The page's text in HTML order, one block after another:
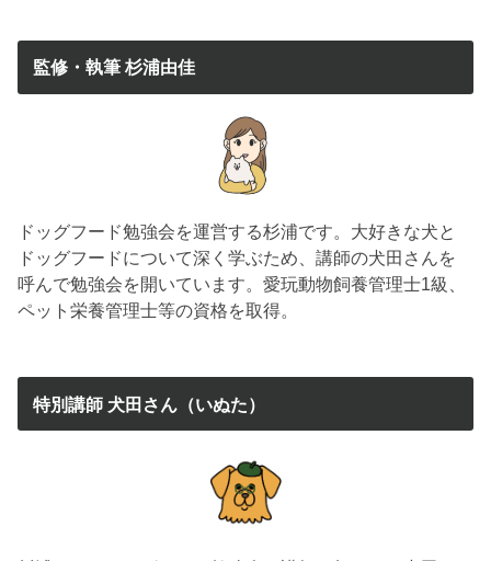
監修・執筆 杉浦由佳
ドッグフード勉強会を運営する杉浦です。大好きな犬と
ドッグフードについて深く学ぶため、講師の犬田さんを
呼んで勉強会を開いています。愛玩動物飼養管理士1級、
ペット栄養管理士等の資格を取得。
特別講師 犬田さん（いぬた）